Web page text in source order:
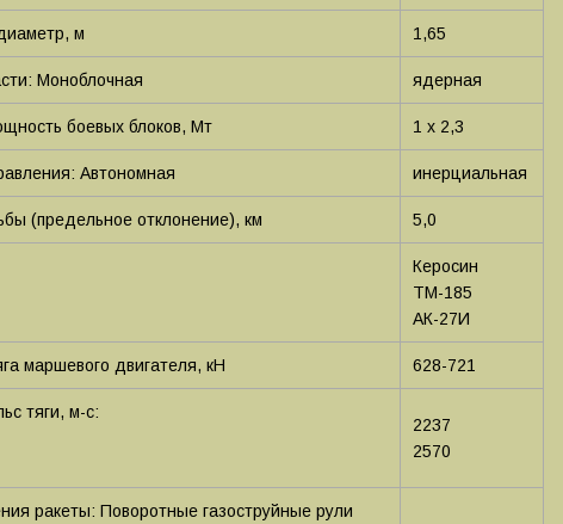
м 1,65
Моноблочная ядерная
боевых блоков, Мт 1 х 2,3
Автономная инерциальная
(предельное отклонение), км 5,0
Керосин
ТМ-185
АК-27И
маршевого двигателя, кН 628-721
тяги, м-с:
2237
2570
ракеты: Поворотные газоструйные рули